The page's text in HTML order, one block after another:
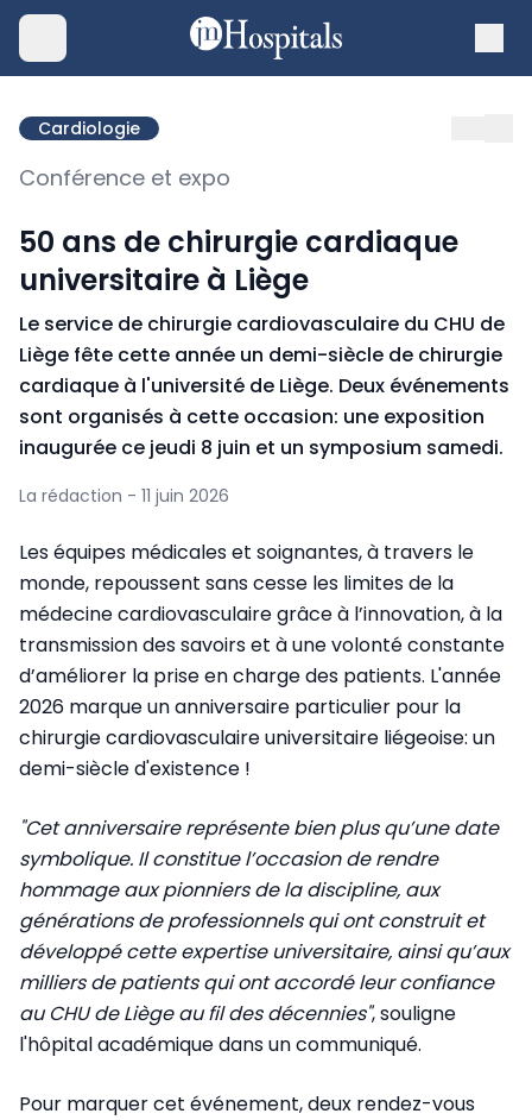
Cardiologie
Conférence et expo
50 ans de chirurgie cardiaque
universitaire à Liège
Le service de chirurgie cardiovasculaire du CHU de
Liège fête cette année un demi-siècle de chirurgie
cardiaque à l'université de Liège. Deux événements
sont organisés à cette occasion: une exposition
inaugurée ce jeudi 8 juin et un symposium samedi.
La rédaction - 11 juin 2026
Les équipes médicales et soignantes, à travers le
monde, repoussent sans cesse les limites de la
médecine cardiovasculaire grâce à l’innovation, à la
transmission des savoirs et à une volonté constante
d’améliorer la prise en charge des patients. L'année
2026 marque un anniversaire particulier pour la
chirurgie cardiovasculaire universitaire liégeoise: un
demi-siècle d'existence !
"Cet anniversaire représente bien plus qu’une date
symbolique. Il constitue l’occasion de rendre
hommage aux pionniers de la discipline, aux
générations de professionnels qui ont construit et
développé cette expertise universitaire, ainsi qu’aux
milliers de patients qui ont accordé leur confiance
au CHU de Liège au fil des décennies", souligne
l'hôpital académique dans un communiqué.
Pour marquer cet événement, deux rendez-vous